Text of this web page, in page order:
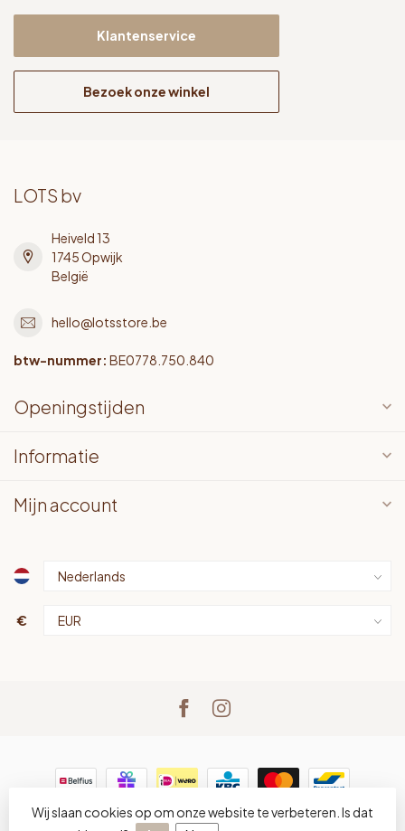
Klantenservice
Bezoek onze winkel
LOTS bv
Heiveld 13
1745 Opwijk
België
hello@lotsstore.be
btw-nummer: BE0778.750.840
Openingstijden
Informatie
Mijn account
€
© Copyright 2026 LOTS bv- Powered byLightspeed-
Wij slaan cookies op om onze website te verbeteren. Is dat